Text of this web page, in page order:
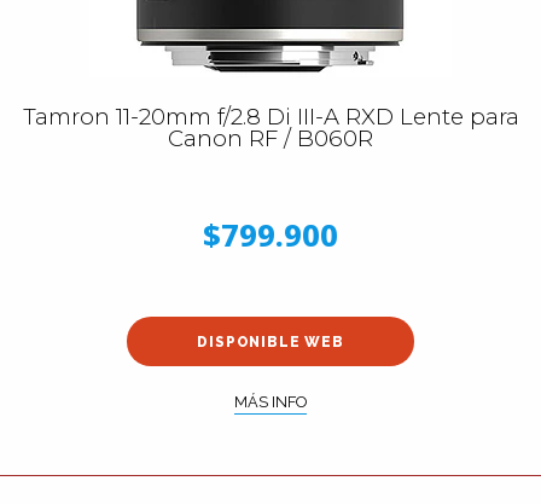
Tamron 11-20mm f/2.8 Di III-A RXD Lente para
Canon RF / B060R
$799.900
DISPONIBLE WEB
MÁS INFO